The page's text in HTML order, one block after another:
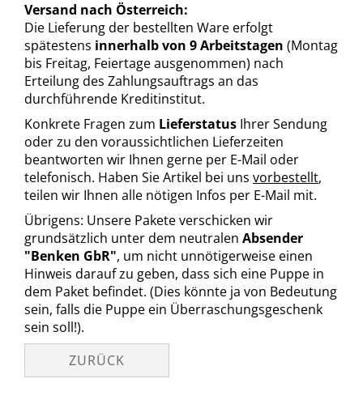
Versand nach Österreich:
Die Lieferung der bestellten Ware erfolgt
spätestens innerhalb von 9 Arbeitstagen (Montag
bis Freitag, Feiertage ausgenommen) nach
Erteilung des Zahlungsauftrags an das
durchführende Kreditinstitut.
Konkrete Fragen zum Lieferstatus Ihrer Sendung
oder zu den voraussichtlichen Lieferzeiten
beantworten wir Ihnen gerne per E-Mail oder
telefonisch. Haben Sie Artikel bei uns vorbestellt,
teilen wir Ihnen alle nötigen Infos per E-Mail mit.
Übrigens: Unsere Pakete verschicken wir
grundsätzlich unter dem neutralen Absender
"Benken GbR", um nicht unnötigerweise einen
Hinweis darauf zu geben, dass sich eine Puppe in
dem Paket befindet. (Dies könnte ja von Bedeutung
sein, falls die Puppe ein Überraschungsgeschenk
sein soll!).
ZURÜCK